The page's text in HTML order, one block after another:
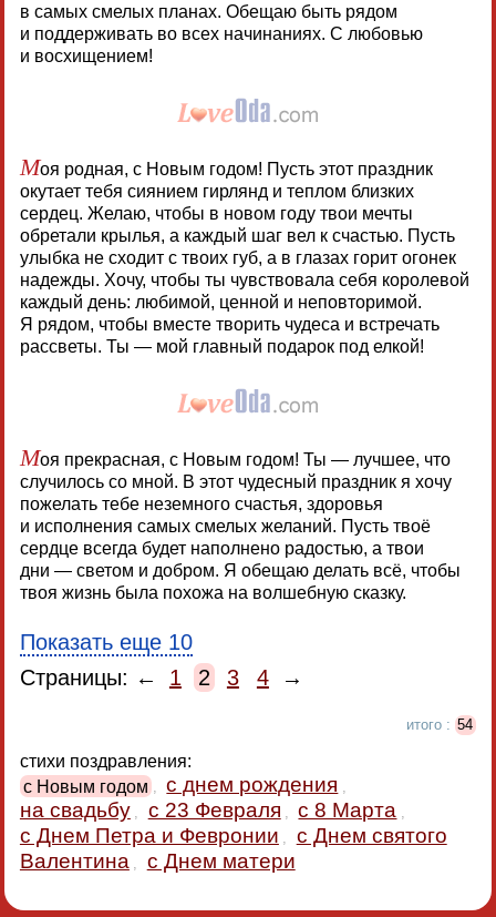
в самых смелых планах. Обещаю быть рядом
и поддерживать во всех начинаниях. С любовью
и восхищением!
Моя родная, с Новым годом! Пусть этот праздник
окутает тебя сиянием гирлянд и теплом близких
сердец. Желаю, чтобы в новом году твои мечты
обретали крылья, а каждый шаг вел к счастью. Пусть
улыбка не сходит с твоих губ, а в глазах горит огонек
надежды. Хочу, чтобы ты чувствовала себя королевой
каждый день: любимой, ценной и неповторимой.
Я рядом, чтобы вместе творить чудеса и встречать
рассветы. Ты — мой главный подарок под елкой!
Моя прекрасная, с Новым годом! Ты — лучшее, что
случилось со мной. В этот чудесный праздник я хочу
пожелать тебе неземного счастья, здоровья
и исполнения самых смелых желаний. Пусть твоё
сердце всегда будет наполнено радостью, а твои
дни — светом и добром. Я обещаю делать всё, чтобы
твоя жизнь была похожа на волшебную сказку.
Показать еще 10
Страницы: ←
1 2 3 4 →
итого : 54
стихи поздравления:
с Новым годом , с днем рождения ,
на свадьбу , с 23 Февраля , с 8 Марта ,
с Днем Петра и Февронии ,
с Днем святого
Валентина , с Днем матери